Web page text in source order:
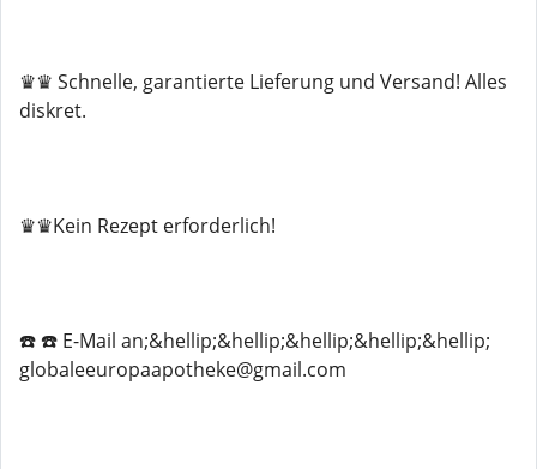
♛♛ Schnelle, garantierte Lieferung und Versand! Alles
diskret.
♛♛Kein Rezept erforderlich!
☎️ ☎️ E-Mail an;&hellip;&hellip;&hellip;&hellip;&hellip;
globaleeuropaapotheke@gmail.com